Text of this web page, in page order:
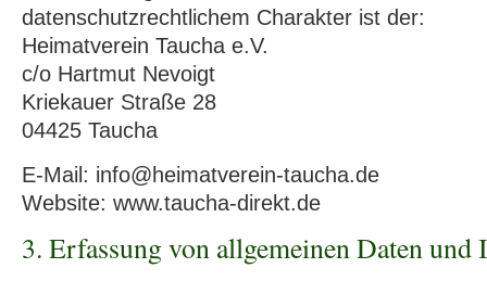
datenschutzrechtlichem Charakter ist der:
Heimatverein Taucha e.V.
c/o Hartmut Nevoigt
Kriekauer Straße 28
04425 Taucha
E-Mail: info@heimatverein-taucha.de
Website: www.taucha-direkt.de
3. Erfassung von allgemeinen Daten